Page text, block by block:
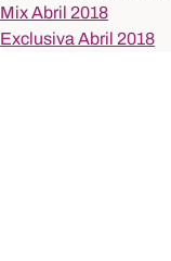
Mix Abril 2018
Exclusiva Abril 2018